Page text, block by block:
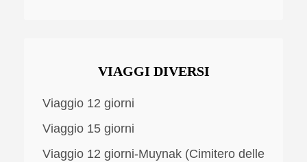
VIAGGI DIVERSI
Viaggio 12 giorni
Viaggio 15 giorni
Viaggio 12 giorni-Muynak (Cimitero delle